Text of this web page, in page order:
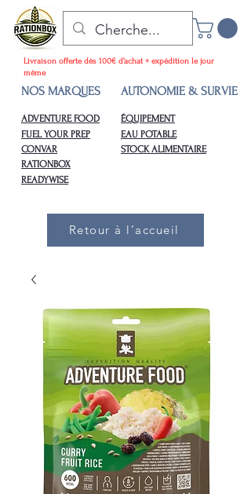
Livraison offerte dès 100€ d’achat + expédition le jour
même
NOS MARQUES
ADVENTURE FOOD
FUEL YOUR PREP
RATIONBOX
READYWISE
CONVAR
AUTONOMIE & SURVIE
ÉQUIPEMENT
EAU POTABLE
STOCK ALIMENTAIRE
Retour à l’accueil